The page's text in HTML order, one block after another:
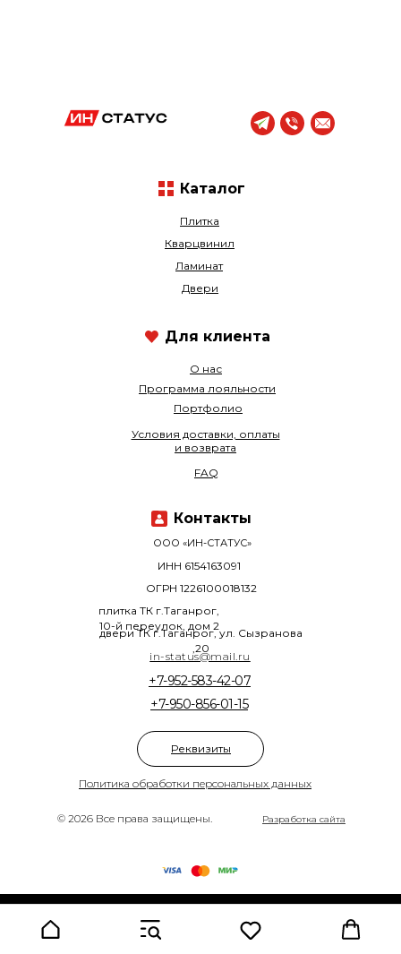
© 2026 Все права защищены.
Политика обработки персональных данных
Плитка
Кварцвинил
+7-950-856-01-15
+7-952-583-42-07
О нас
Ламинат
Программа лояльности
Двери
Портфолио
ООО «ИН-СТАТУС»
плитка ТК г.Таганрог,
10-й переулок, дом 2
двери ТК г.Таганрог, ул. Сызранова
,20
ОГРН 1226100018132
ИНН 6154163091
Разработка сайта
Условия доставки, оплаты
и возврата
FAQ
Каталог
in-status@mail.ru
Контакты
Для клиента
Реквизиты
Made on Tilda